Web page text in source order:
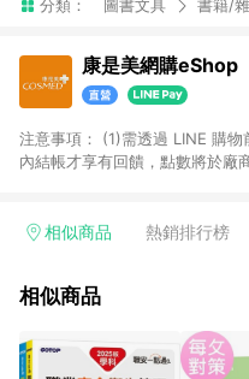
分類： 圖書文具 書籍/
康是美網購eShop
注意事項：​ (1)需透過 LINE 購
內結帳才享有回饋，點數將於廠
黃金鑽飾/精品相關/3C數位(含
饋%」，將於訂單成立後由「
依LINE購物網站訂單成立通知
品最高回饋點數」機制 (部分時
相似商品 熱銷排行榜
相似商品